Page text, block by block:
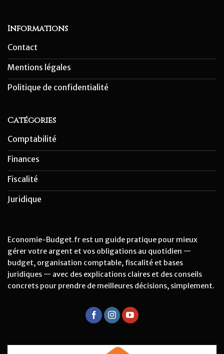
Informations
Contact
Mentions légales
Politique de confidentialité
Catégories
Comptabilité
Finances
Fiscalité
Juridique
Economie-Budget.fr est un guide pratique pour mieux
gérer votre argent et vos obligations au quotidien —
budget, organisation comptable, fiscalité et bases
juridiques — avec des explications claires et des conseils
concrets pour prendre de meilleures décisions, simplement.